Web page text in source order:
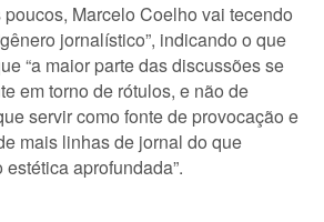
Marcelo Coelho vai tecendo
jornalístico”, indicando o que
“a maior parte das discussões se
em torno de rótulos, e não de
servir como fonte de provocação e
mais linhas de jornal do que
aprofundada”.